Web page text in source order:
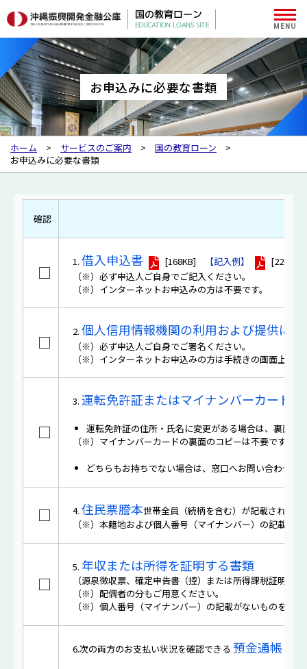
国の教育ローン
EDUCATION LOANS SITE
お申込みに必要な書類
ホーム サービスのご案内
国の教育ローン
お申込みに必要な書類
確認
□
1.借入申込書 [168KB] 【記入例】
[224KB]
（※）必ず申込人ご自身でご記入ください。
（※）インターネットお申込みの方は不要です。
□
2.個人信用情報機関の利用および提供に
（※）必ず申込人ご自身でご署名ください。
（※）インターネットお申込みの方は手続きの画面上で
□
3.運転免許証またはマイナンバーカード
運転免許証の住所・氏名に変更がある場合は、裏面も
（※）マイナンバーカードの裏面のコピーは不要です。
どちらもお持ちでない場合は、窓口へお問い合わせく
□ 4.住民票謄本世帯全員（続柄を含む）が記載されたも
（※）本籍地および個人番号（マイナンバー）の記載が
□
5.年収または所得を証明する書類
（源泉徴収票、確定申告書（控）または所得課税証明書
（※）配偶者の分もご用意ください。
（※）個人番号（マイナンバー）の記載がないものをご
6.次の両方のお支払い状況を確認できる 預金通帳（